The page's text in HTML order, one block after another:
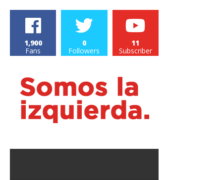
1,900
Fans
0
Followers
11
Subscriber